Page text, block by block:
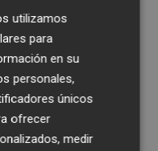
al mes, el salario
en Castellón
utilizamos
para
en su
personales,
únicos
ofrecer
medir